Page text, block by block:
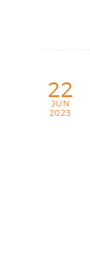
22
JUN
2023